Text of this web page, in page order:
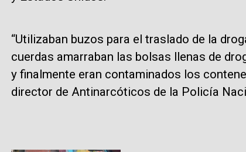
“Utilizaban buzos para el traslado de la
cuerdas amarraban las bolsas llenas de
y finalmente eran contaminados los
director de Antinarcóticos de la Policía